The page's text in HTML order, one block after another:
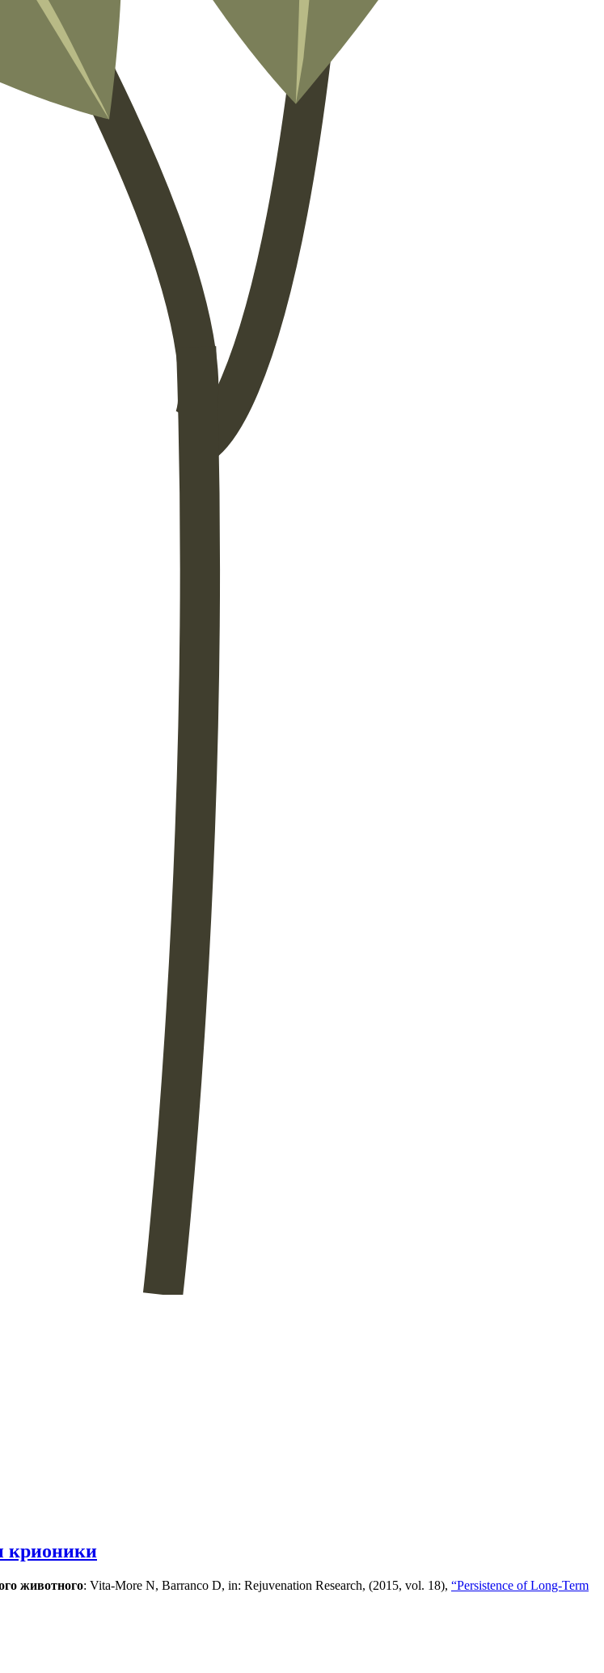
крионики
животного: Vita-More N, Barranco D, in: Rejuvenation Research, (2015, vol. 18), “Persistence of Long-Term